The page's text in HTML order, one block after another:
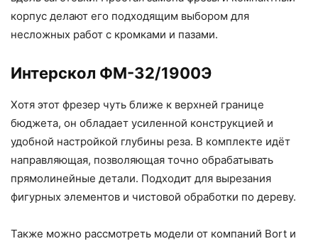
корпус делают его подходящим выбором для
несложных работ с кромками и пазами.
Интерскол ФМ-32/1900Э
Хотя этот фрезер чуть ближе к верхней границе
бюджета, он обладает усиленной конструкцией и
удобной настройкой глубины реза. В комплекте идёт
направляющая, позволяющая точно обрабатывать
прямолинейные детали. Подходит для вырезания
фигурных элементов и чистовой обработки по дереву.
Также можно рассмотреть модели от компаний Bort и